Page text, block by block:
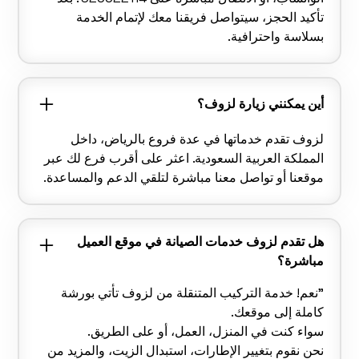
تأكيد الحجز، سيتواصل فريقنا معك لإتمام الخدمة
بسلاسة واحترافية.
أين يمكنني زيارة لزوف؟
لزوف تقدم خدماتها في عدة فروع بالرياض، داخل
المملكة العربية السعودية. اعثر على أقرب فرع لك عبر
موقعنا أو تواصل معنا مباشرة لتلقي الدعم والمساعدة.
هل تقدم لزوف خدمات الصيانة في موقع العميل
مباشرة؟
"نعم! خدمة التركيب المتنقلة من لزوف تأتي بورشة
كاملة إلى موقعك.
سواء كنت في المنزل، العمل، أو على الطريق.
نحن نقوم بتغيير الإطارات، استبدال الزيت، والمزيد من